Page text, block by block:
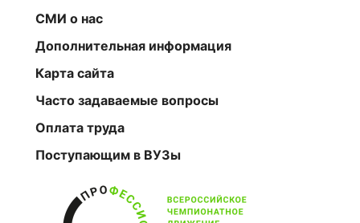
СМИ о нас
Дополнительная информация
Карта сайта
Часто задаваемые вопросы
Оплата труда
Поступающим в ВУЗы